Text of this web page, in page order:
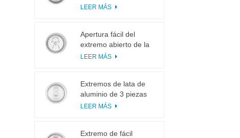
Epoxi
LEER MÁS
Apertura fácil del
extremo abierto de la
lengüeta del tirón del
LEER MÁS
Extremos de lata de
aluminio de 3 piezas
200 SOT para
LEER MÁS
Extremo de fácil